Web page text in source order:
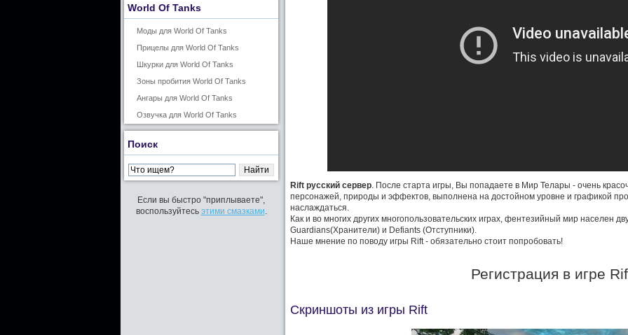
World Of Tanks
Моды для World Of Tanks
Прицелы для World Of Tanks
Шкурки для World Of Tanks
Зоны пробития World Of Tanks
Ангары для World Of Tanks
Озвучка для World Of Tanks
Поиск
Если вы быстро "приплываете",
воспользуйтесь этими смазками.
Rift русский сервер . После старта игры, Вы попадаете в Мир Телары - очень
персонажей, природы и эффектов, выполнена на достойном уровне и графикой
наслаждаться.
Как и во многих других многопользовательских играх, фентезийный мир населен
Guardians(Хранители) и Defiants (Отступники).
Наше мнение по поводу игры Rift - обязательно стоит попробовать!
Регистрация в игре
Скриншоты из игры Rift